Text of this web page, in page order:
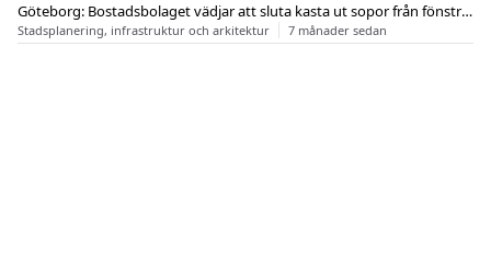
Göteborg: Bostadsbolaget vädjar att sluta kasta ut sopor från fönstren
Stadsplanering, infrastruktur och arkitektur 7 månader sedan